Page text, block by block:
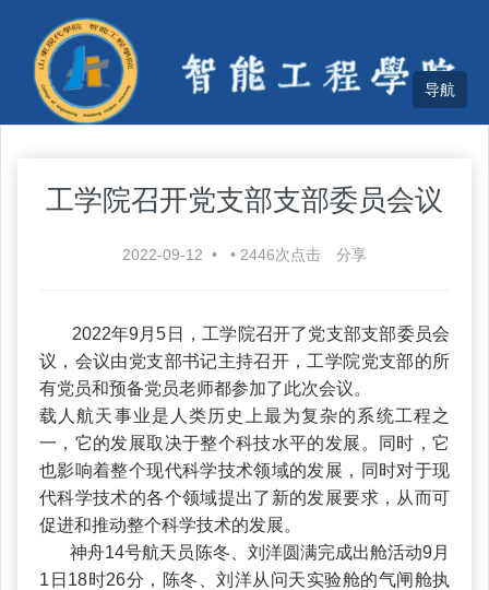
工学院召开党支部支部委员会议
2022-09-12 • • 2446次点击 分享
2022年9月5日，工学院召开了党支部支部委员会
议，会议由党支部书记主持召开，工学院党支部的所
有党员和预备党员老师都参加了此次会议。
载人航天事业是人类历史上最为复杂的系统工程之
一，它的发展取决于整个科技水平的发展。同时，它
也影响着整个现代科学技术领域的发展，同时对于现
代科学技术的各个领域提出了新的发展要求，从而可
促进和推动整个科学技术的发展。
神舟14号航天员陈冬、刘洋圆满完成出舱活动9月
1日18时26分，陈冬、刘洋从问天实验舱的气闸舱执